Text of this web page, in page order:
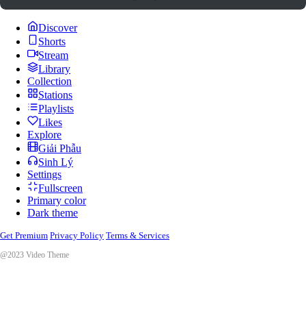
Discover
Shorts
Stream
Library
Collection
Stations
Playlists
Likes
Explore
Giải Phẫu
Sinh Lý
Settings
Fullscreen
Primary color
Dark theme
Get Premium Privacy Policy Terms & Services
@2023 Video Theme